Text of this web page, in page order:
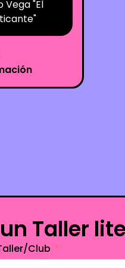
Vega "El
Taller
Club